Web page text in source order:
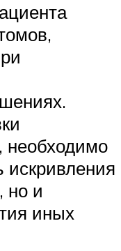
необходимо
искривления
но и
иных